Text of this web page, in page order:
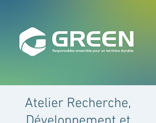
Atelier Recherche,